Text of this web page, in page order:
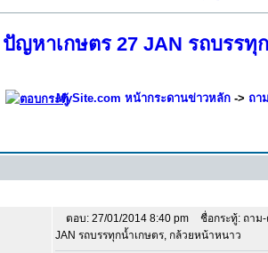
ญหาเกษตร 27 JAN รถบรรทุ
MySite.com หน้ากระดานข่าวหลัก -> ถา
ตอบ: 27/01/2014 8:40 pm
ชื่อกระทู้: ถาม
JAN รถบรรทุกน้ำเกษตร, กล้วยหน้าหนาว